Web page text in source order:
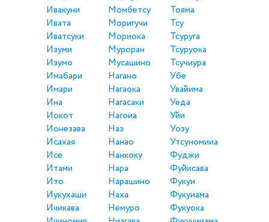
Ивакуни
Ивата
Иватсуки
Изуми
Изумо
Имабари
Имари
Ина
Иокот
Ионезава
Исахая
Исе
Итами
Ито
Иукухаши
Ичикава
Момбетсу
Моригучи
Мориока
Муроран
Мусашино
Нагано
Нагаока
Нагасаки
Нагоиа
Наз
Нанао
Нанкоку
Нара
Нарашино
Наха
Немуро
Тояма
Тсу
Тсуруга
Тсуруока
Тсучиура
Убе
Увайима
Уеда
Уйи
Уозу
Утсуномииа
Фуджи
Фуйисава
Фукуи
Фукуиама
Фукуока